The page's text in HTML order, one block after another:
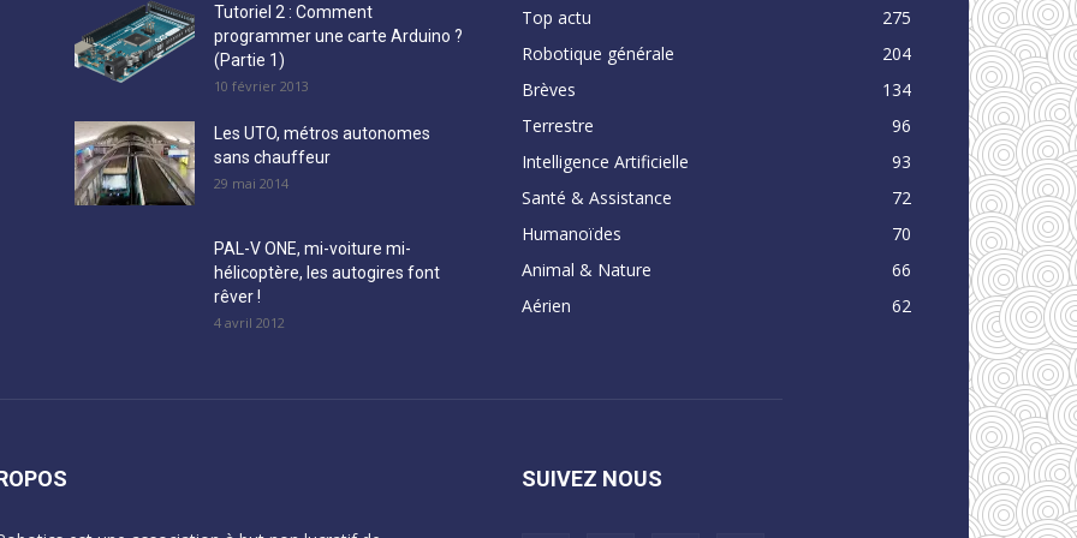
Tutoriel 2 : Comment
programmer une carte Arduino ?
(Partie 1)
10 février 2013
Les UTO, métros autonomes
sans chauffeur
29 mai 2014
PAL-V ONE, mi-voiture mi-
hélicoptère, les autogires font
rêver !
4 avril 2012
Top actu
275
Robotique générale
204
Brèves
134
Terrestre
96
Intelligence Artificielle
93
Santé & Assistance
72
Humanoïdes
70
Animal & Nature
66
Aérien
62
SUIVEZ NOUS